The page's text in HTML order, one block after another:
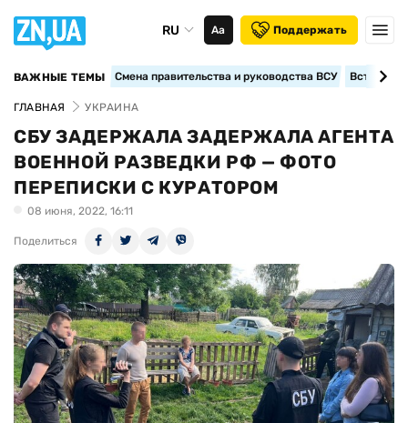
RU Аа Поддержать
ВАЖНЫЕ ТЕМЫ Смена правительства и руководства ВСУ
ГЛАВНАЯ УКРАИНА
СБУ ЗАДЕРЖАЛА ЗАДЕРЖАЛА АГЕНТА
ВОЕННОЙ РАЗВЕДКИ РФ — ФОТО
ПЕРЕПИСКИ С КУРАТОРОМ
08 июня, 2022, 16:11
Поделиться